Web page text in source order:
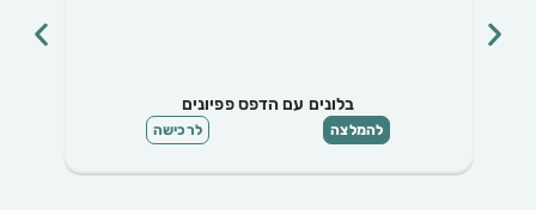
סיכות פפיון
להמלצה לרכישה